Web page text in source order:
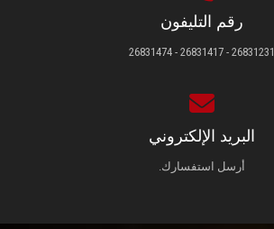
رقم التليفون
26831231 - 26831417 - 26831474
البريد الإلكتروني
أرسل استفسارك.